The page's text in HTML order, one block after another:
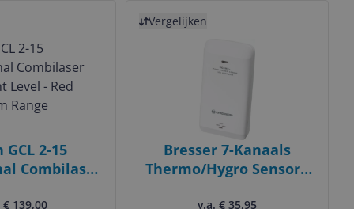
GCL 2-15
Combilaser
€ 139,00
Vergelijken
Bresser 7-Kanaals
Thermo/Hygro Sensor -
v.a. € 35,95